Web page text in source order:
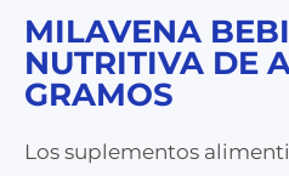
MILAVENA
NUTRITIVA DE
GRAMOS
Los suplementos